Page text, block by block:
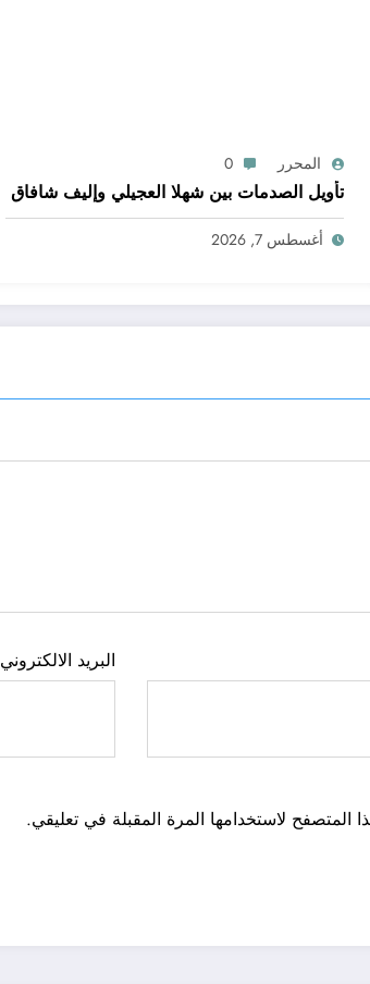
المحرر 0
تأويل الصدمات بين شهلا العجيلي وإليف شافاق
أغسطس 7, 2026
البريد الالكتروني
المتصفح لاستخدامها المرة المقبلة في تعليقي.